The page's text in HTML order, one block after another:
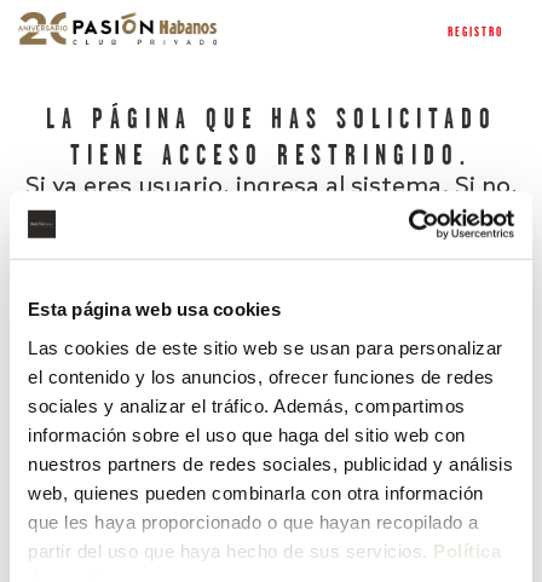
Esta página web usa cookies
Las cookies de este sitio web se usan para personalizar
el contenido y los anuncios, ofrecer funciones de redes
sociales y analizar el tráfico. Además, compartimos
información sobre el uso que haga del sitio web con
nuestros partners de redes sociales, publicidad y análisis
web, quienes pueden combinarla con otra información
que les haya proporcionado o que hayan recopilado a
partir del uso que haya hecho de sus servicios. Política
REGISTRO
LA PÁGINA QUE HAS SOLICITADO
TIENE ACCESO RESTRINGIDO.
Si ya eres usuario, ingresa al sistema. Si no,
¿Has olvidado tu contraseña?